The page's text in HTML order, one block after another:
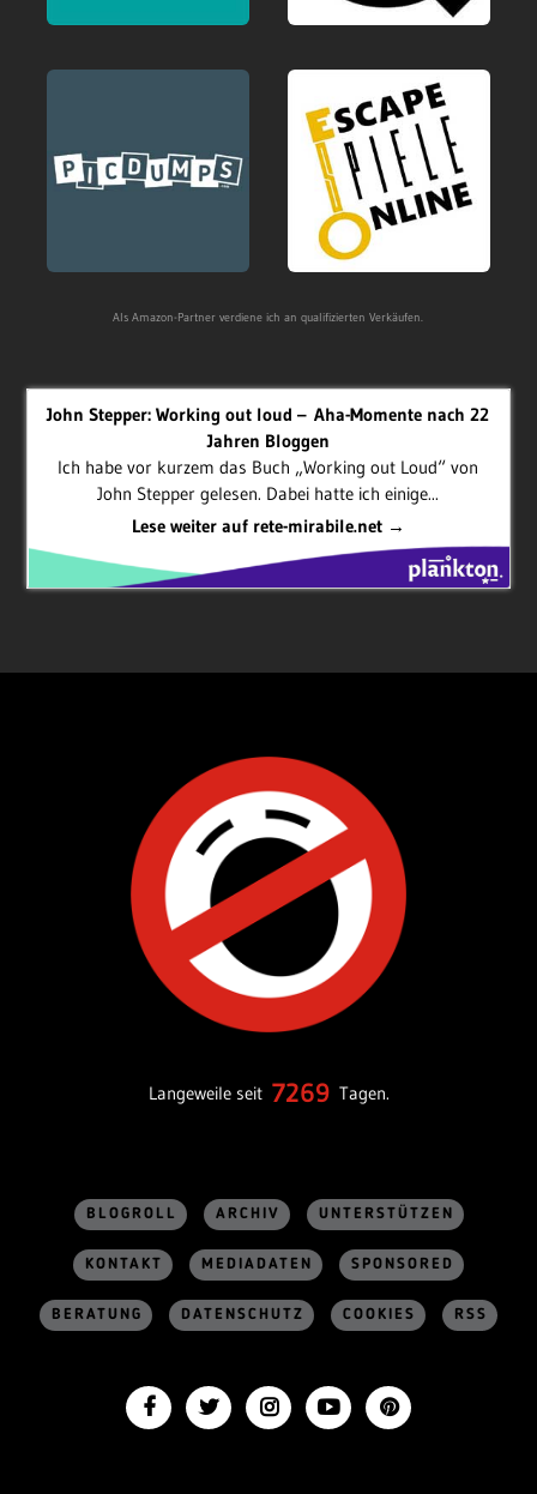
Als Amazon-Partner verdiene ich an qualifizierten Verkäufen.
John Stepper: Working out loud – Aha-Momente nach 22
Jahren Bloggen
Ich habe vor kurzem das Buch „Working out Loud“ von
John Stepper gelesen. Dabei hatte ich einige...
Lese weiter auf rete-mirabile.net →
Langeweile seit 7269 Tagen.
BLOGROLL ARCHIV UNTERSTÜTZEN
KONTAKT MEDIADATEN SPONSORED
BERATUNG DATENSCHUTZ COOKIES RSS